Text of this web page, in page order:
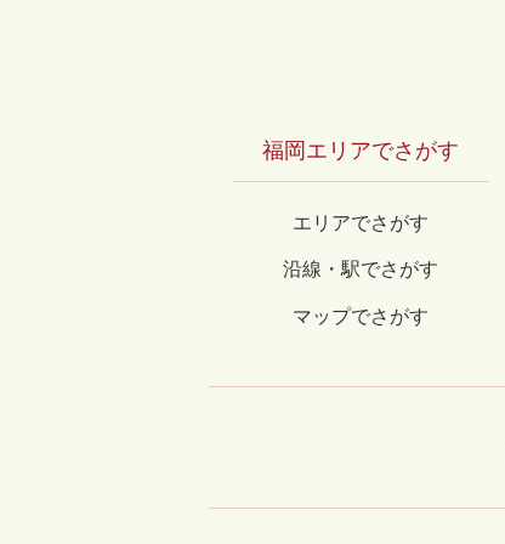
福岡エリアでさがす
エリアでさがす
沿線・駅でさがす
マップでさがす